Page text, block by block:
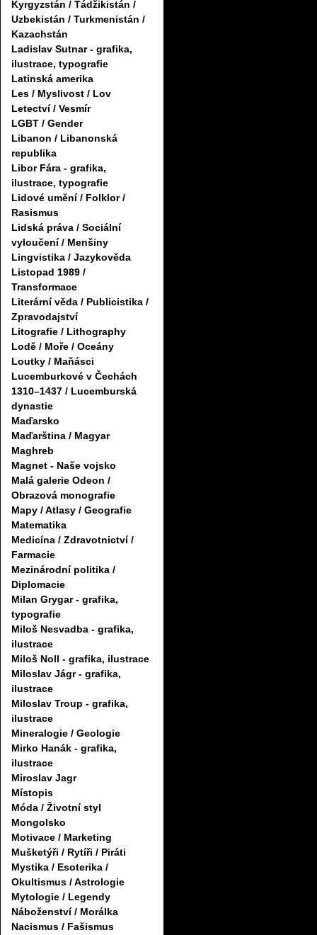
Kyrgyzstán / Tádžikistán /
Uzbekistán / Turkmenistán /
Kazachstán
Ladislav Sutnar - grafika,
ilustrace, typografie
Latinská amerika
Les / Myslivost / Lov
Letectví / Vesmír
LGBT / Gender
Libanon / Libanonská
republika
Libor Fára - grafika,
ilustrace, typografie
Lidové umění / Folklor /
Rasismus
Lidská práva / Sociální
vyloučení / Menšiny
Lingvistika / Jazykověda
Listopad 1989 /
Transformace
Literární věda / Publicistika /
Zpravodajství
Litografie / Lithography
Lodě / Moře / Oceány
Loutky / Maňásci
Lucemburkové v Čechách
1310–1437 / Lucemburská
dynastie
Maďarsko
Maďarština / Magyar
Maghreb
Magnet - Naše vojsko
Malá galerie Odeon /
Obrazová monografie
Mapy / Atlasy / Geografie
Matematika
Medicína / Zdravotnictví /
Farmacie
Mezinárodní politika /
Diplomacie
Milan Grygar - grafika,
typografie
Miloš Nesvadba - grafika,
ilustrace
Miloš Noll - grafika, ilustrace
Miloslav Jágr - grafika,
ilustrace
Miloslav Troup - grafika,
ilustrace
Mineralogie / Geologie
Mirko Hanák - grafika,
ilustrace
Miroslav Jagr
Místopis
Móda / Životní styl
Mongolsko
Motivace / Marketing
Mušketýři / Rytíři / Piráti
Mystika / Esoterika /
Okultismus / Astrologie
Mytologie / Legendy
Náboženství / Morálka
Nacismus / Fašismus